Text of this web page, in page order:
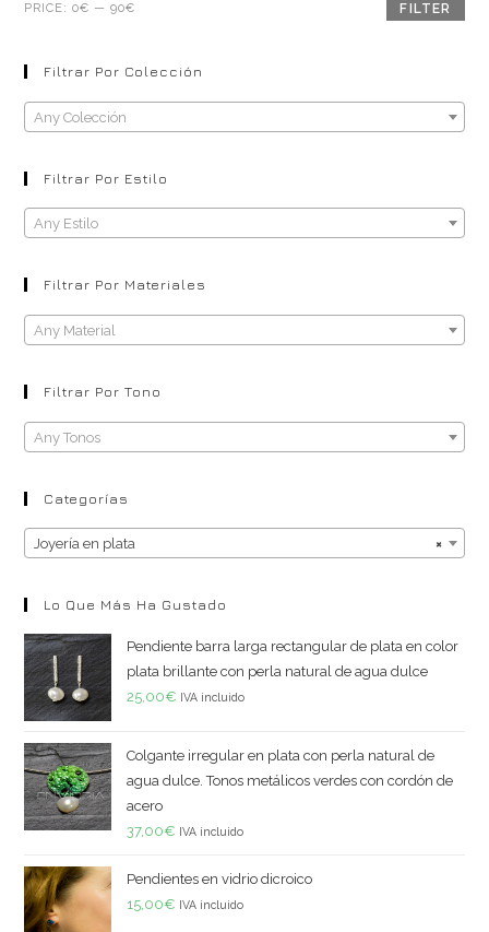
FILTER
PRICE:0€ —90€
Filtrar Por Colección
Any Colección
Filtrar Por Estilo
Any Estilo
Filtrar Por Materiales
Any Material
Filtrar Por Tono
Any Tonos
Categorías
×
Joyería en plata
Lo Que Más Ha Gustado
Pendiente barra larga rectangular de plata en color
plata brillante con perla natural de agua dulce
25,00€ IVA incluido
Colgante irregular en plata con perla natural de
agua dulce. Tonos metálicos verdes con cordón de
acero
37,00€ IVA incluido
Pendientes en vidrio dicroico
15,00€ IVA incluido